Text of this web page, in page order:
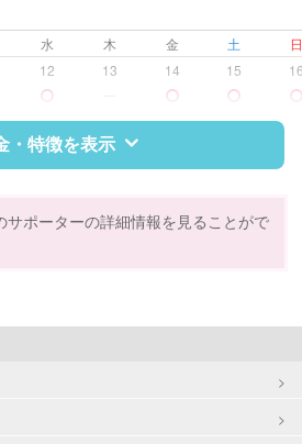
水 木 金 土
12 13 14 15
・特徴を表示
調理師
サポーターの詳細情報を見ることがで